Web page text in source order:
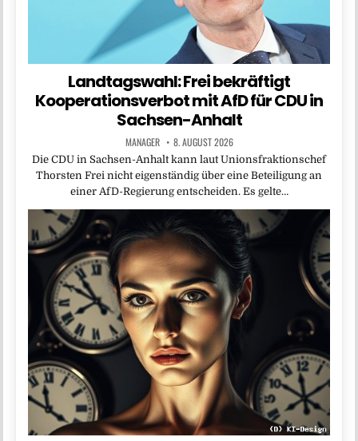
Landtagswahl: Frei bekräftigt
Kooperationsverbot mit AfD für CDU in
Sachsen-Anhalt
MANAGER 8. AUGUST 2026
Die CDU in Sachsen-Anhalt kann laut Unionsfraktionschef
Thorsten Frei nicht eigenständig über eine Beteiligung an
einer AfD-Regierung entscheiden. Es gelte…